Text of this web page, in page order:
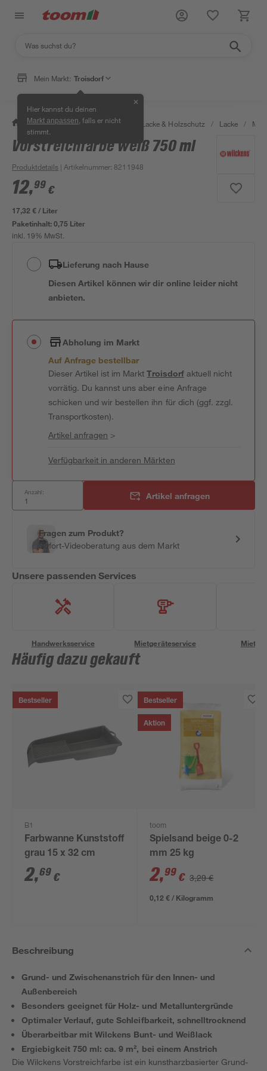
Mein Markt: Troisdorf
Hier kannst du deinen
Markt anpassen , falls er nicht
stimmt.
✕
/ Bauen & Renovieren / Farben, Lacke & Holzschutz / Lacke /
Vorstreichfarbe weiß 750 ml
Produktdetails | Artikelnummer: 8211948
12,99 €
17,32 € / Liter
Paketinhalt:0,75 Liter
inkl. 19% MwSt.
Lieferung nach Hause
Diesen Artikel können wir dir online leider nicht
anbieten.
Abholung im Markt
Auf Anfrage bestellbar
Dieser Artikel ist im MarktTroisdorfaktuell nicht
vorrätig. Du kannst uns aber eine Anfrage
schicken und wir bestellen ihn für dich (ggf. zzgl.
Transportkosten).
Artikel anfragen >
Verfügbarkeit in anderen Märkten
Anzahl: Artikel anfragen
Fragen zum Produkt?
Sofort-Videoberatung aus dem Markt
Unsere passenden Services
Handwerksservice Mietgeräteservice
Häufig dazu gekauft
Bestseller
B1
Farbwanne Kunststoff
grau 15 x 32 cm
2,69 €
Bestseller
Aktion
toom
Spielsand beige 0-2
mm 25 kg
2,99 € 3,29 €
0,12 € / Kilogramm
Beschreibung
Grund- und Zwischenanstrich für den Innen- und
Außenbereich
Besonders geeignet für Holz- und Metalluntergründe
Optimaler Verlauf, gute Schleifbarkeit, schnelltrocknend
Überarbeitbar mit Wilckens Bunt- und Weißlack
Ergiebigkeit 750 ml: ca. 9 m², bei einem Anstrich
Die Wilckens Vorstreichfarbe ist ein kunstharzbasierter Grund-